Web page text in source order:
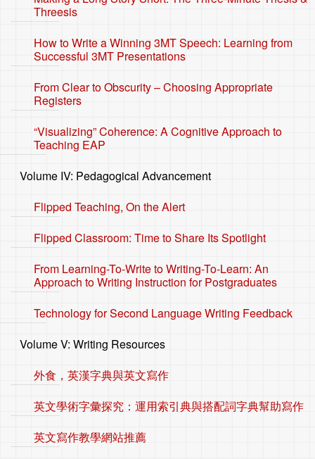
Threesis
How to Write a Winning 3MT Speech: Learning from
Successful 3MT Presentations
From Clear to Obscurity – Choosing Appropriate
Registers
“Visualizing” Coherence: A Cognitive Approach to
Teaching EAP
Volume IV: Pedagogical Advancement
Flipped Teaching, On the Alert
Flipped Classroom: Time to Share Its Spotlight
From Learning-To-Write to Writing-To-Learn: An
Approach to Writing Instruction for Postgraduates
Technology for Second Language Writing Feedback
Volume V: Writing Resources
外食，英漢字典與英文寫作
英文學術字彙探究：運用索引典與搭配詞字典幫助寫作
英文寫作教學網站推薦